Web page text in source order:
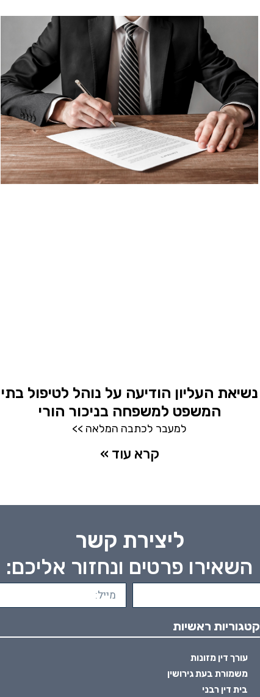
נשיאת העליון הודיעה על נוהל לטיפול בתי
המשפט למשפחה בניכור הורי
למעבר לכתבה המלאה >>
קרא עוד »
ליצירת קשר
השאירו פרטים ונחזור אליכם:
קטגוריות ראשיות
עורך דין מזונות
משמורת בעת גירושין
בית דין רבני